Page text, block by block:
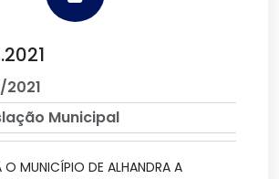
Municipal
O MUNICÍPIO DE ALHANDRA A